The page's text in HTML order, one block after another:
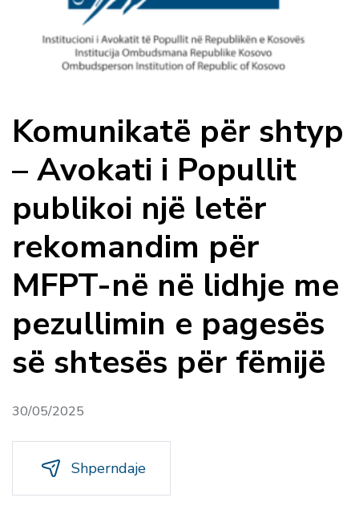
Komunikatë për shtyp
– Avokati i Popullit
publikoi një letër
rekomandim për
MFPT-në në lidhje me
pezullimin e pagesës
së shtesës për fëmijë
30/05/2025
Shperndaje